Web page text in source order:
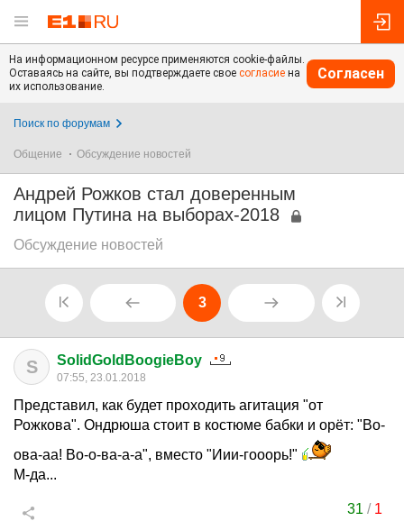
На информационном ресурсе применяются cookie-файлы.
Оставаясь на сайте, вы подтверждаете свое согласие на
их использование.
Согласен
Поиск по форумам
Общение Обсуждение новостей
Андрей Рожков стал доверенным
лицом Путина на выборах-2018
Обсуждение новостей
3
S SolidGoldBoogieBoy
07:55, 23.01.2018
Представил, как будет проходить агитация "от
Рожкова". Ондрюша стоит в костюме бабки и орёт: "Во-
ова-аа! Во-о-ва-а-а", вместо "Иии-гооорь!"
М-да...
31 / 1